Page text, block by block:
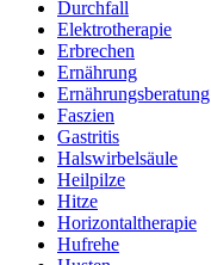
Durchfall
Elektrotherapie
Erbrechen
Ernährung
Ernährungsberatung
Faszien
Gastritis
Halswirbelsäule
Heilpilze
Hitze
Horizontaltherapie
Hufrehe